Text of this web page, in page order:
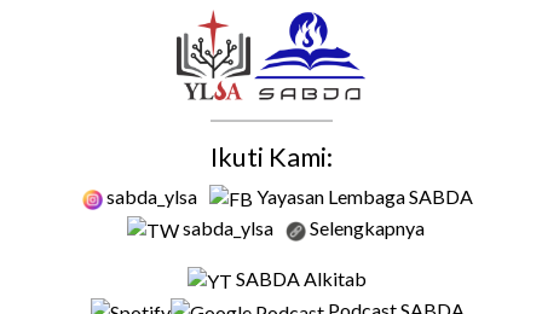
Ikuti Kami:
sabda_ylsa
Yayasan Lembaga SABDA
sabda_ylsa
Selengkapnya
SABDA Alkitab